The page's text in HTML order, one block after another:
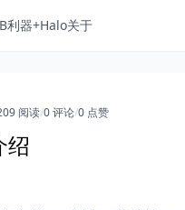
利器+Halo关于
阅读/0 评论/0 点赞
绍